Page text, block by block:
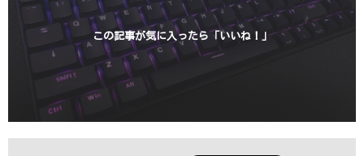
この記事が気に入ったら「いいね！」